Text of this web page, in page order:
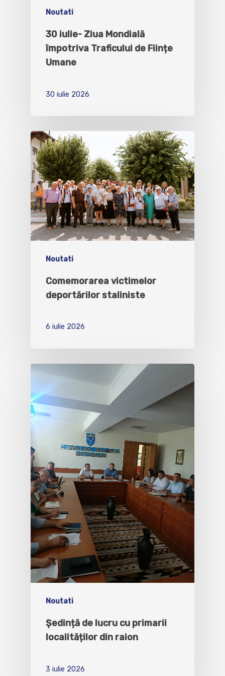
Noutati
30 iulie- Ziua Mondială
împotriva Traficului de Ființe
Umane
30 iulie 2026
Noutati
Comemorarea victimelor
deportărilor staliniste
6 iulie 2026
Noutati
Ședință de lucru cu primarii
localităților din raion
3 iulie 2026